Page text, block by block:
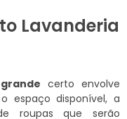
Lavanderia
certo envolve
espaço disponível, a
roupas que serão